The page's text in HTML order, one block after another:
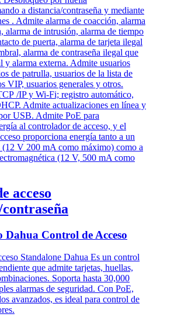
acceso
Dahua Control de Acceso